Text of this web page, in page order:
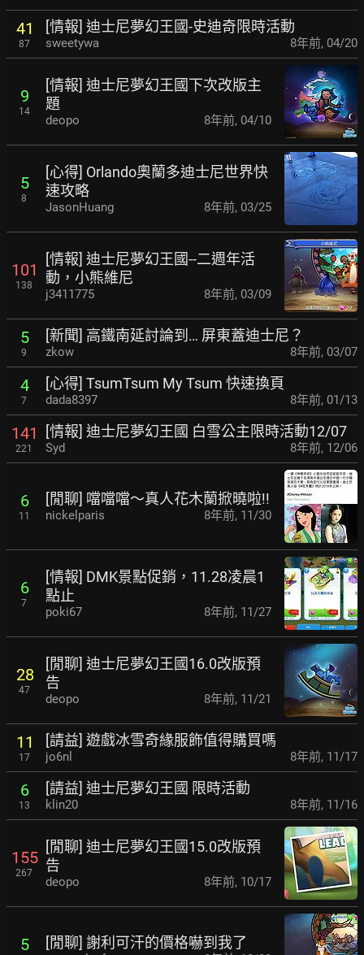
41
87
[情報] 迪士尼夢幻王國-史迪奇限時活動
sweetywa 8年前, 04/20
9
14
[情報] 迪士尼夢幻王國下次改版主
題
deopo 8年前, 04/10
5
8
[心得] Orlando奧蘭多迪士尼世界快
速攻略
JasonHuang 8年前, 03/25
101
138
[情報] 迪士尼夢幻王國--二週年活
動，小熊維尼
j3411775 8年前, 03/09
5
9
[新聞] 高鐵南延討論到… 屏東蓋迪士尼？
zkow 8年前, 03/07
4
7
[心得] TsumTsum My Tsum 快速換頁
dada8397 8年前, 01/13
141
221
[情報] 迪士尼夢幻王國 白雪公主限時活動12/07
Syd 8年前, 12/06
6
11
[閒聊] 噹噹噹～真人花木蘭掀曉啦!!
nickelparis 8年前, 11/30
6
7
[情報] DMK景點促銷，11.28凌晨1
點止
poki67 8年前, 11/27
28
47
[閒聊] 迪士尼夢幻王國16.0改版預
告
deopo 8年前, 11/21
11
17
[請益] 遊戲冰雪奇緣服飾值得購買嗎
jo6nl 8年前, 11/17
6
13
[請益] 迪士尼夢幻王國 限時活動
klin20 8年前, 11/16
155
267
[閒聊] 迪士尼夢幻王國15.0改版預
告
deopo 8年前, 10/17
5 [閒聊] 謝利可汗的價格嚇到我了